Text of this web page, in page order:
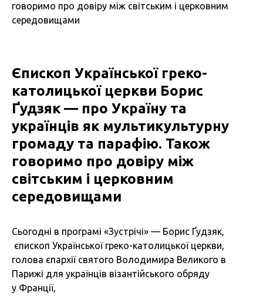
говоримо про довіру між світським і церковним
середовищами
Єпископ Української греко-
католицької церкви Борис
Ґудзяк — про Україну та
українців як мультикультурну
громаду та парафію. Також
говоримо про довіру між
світським і церковним
середовищами
Сьогодні в програмі «Зустрічі» — Борис Ґудзяк,
єпископ Української греко-католицької церкви,
голова єпархії святого Володимира Великого в
Парижі для українців візантійського обряду
у Франції,